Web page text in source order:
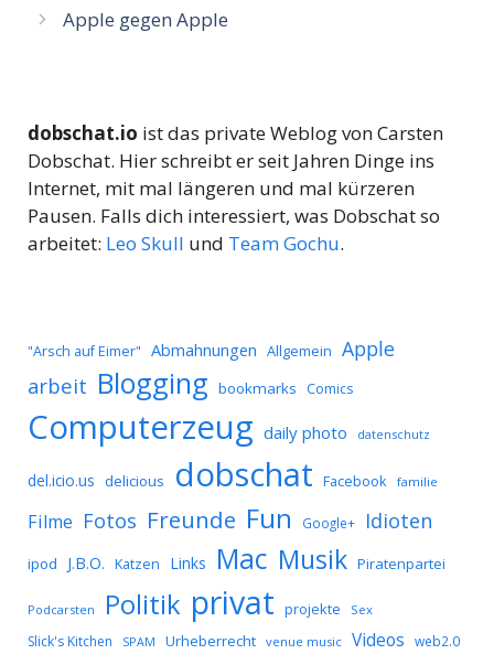
Apple gegen Apple
dobschat.io ist das private Weblog von Carsten
Dobschat. Hier schreibt er seit Jahren Dinge ins
Internet, mit mal längeren und mal kürzeren
Pausen. Falls dich interessiert, was Dobschat so
arbeitet: Leo Skull und Team Gochu.
"Arsch auf Eimer" Abmahnungen Allgemein Apple
arbeit Blogging bookmarks Comics
Computerzeug daily photo datenschutz
del.icio.us delicious dobschat Facebook familie
Filme Fotos Freunde Fun Google+ Idioten
ipod J.B.O. Katzen Links Mac Musik Piratenpartei
Podcarsten Politik privat projekte Sex
Slick's Kitchen SPAM Urheberrecht venue music Videos web2.0